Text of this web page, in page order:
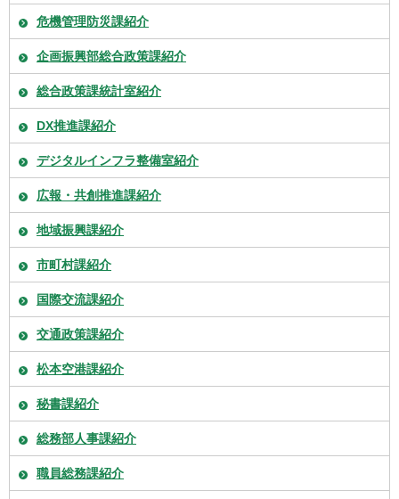
危機管理防災課紹介
企画振興部総合政策課紹介
総合政策課統計室紹介
DX推進課紹介
デジタルインフラ整備室紹介
広報・共創推進課紹介
地域振興課紹介
市町村課紹介
国際交流課紹介
交通政策課紹介
松本空港課紹介
秘書課紹介
総務部人事課紹介
職員総務課紹介